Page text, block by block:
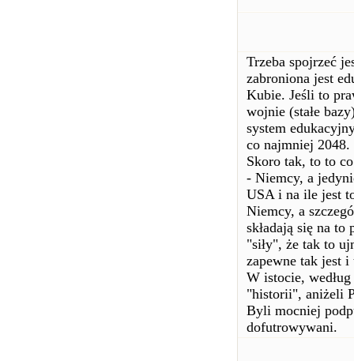
Trzeba spojrzeć
zabroniona jest
Kubie. Jeśli to
wojnie (stałe
system
co najmniej 2048.
Skoro tak, to to
- Niemcy, a
USA i na ile jest
Niemcy, a
składają się na to
"siły", że tak to
zapewne tak jest i
W istocie,
"historii", aniżeli
Byli mocniej
dofutrowywani.